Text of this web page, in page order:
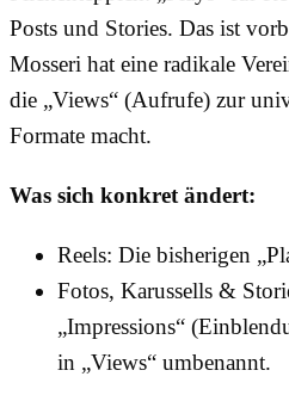
Posts und Stories. Das ist
Mosseri hat eine radikale
die „Views“ (Aufrufe) zur
Formate macht.
Was sich konkret ändert:
Reels: Die bisherigen
Fotos, Karussells &
„Impressions“
in „Views“ umbenannt.